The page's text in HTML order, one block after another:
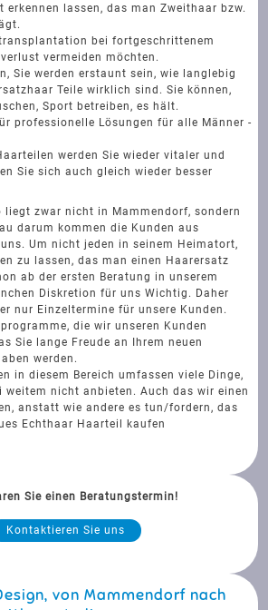
erkennen lassen, das man Zweithaar bzw.
bei fortgeschrittenem
vermeiden möchten.
Sie werden erstaunt sein, wie langlebig
Teile wirklich sind. Sie können,
Sport betreiben, es hält.
professionelle Lösungen für alle Männer -
werden Sie wieder vitaler und
Sie sich auch gleich wieder besser
liegt zwar nicht in Mammendorf, sondern
darum kommen die Kunden aus
Um nicht jeden in seinem Heimatort,
zu lassen, das man einen Haarersatz
ab der ersten Beratung in unserem
Diskretion für uns Wichtig. Daher
nur Einzeltermine für unsere Kunden.
die wir unseren Kunden
Sie lange Freude an Ihrem neuen
werden.
in diesem Bereich umfassen viele Dinge,
weitem nicht anbieten. Auch das wir einen
anstatt wie andere es tun/fordern, das
Echthaar Haarteil kaufen
Sie einen Beratungstermin!
Kontaktieren Sie uns
von Mammendorf nach